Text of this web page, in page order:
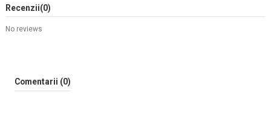
Recenzii(0)
No reviews
Comentarii (0)